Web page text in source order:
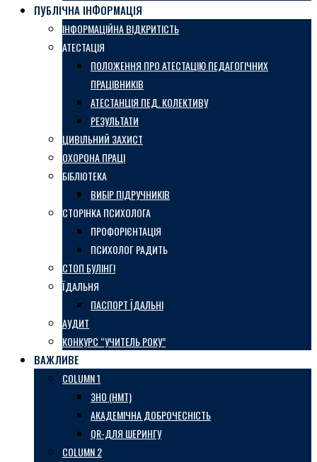
ПУБЛІЧНА ІНФОРМАЦІЯ
ІНФОРМАЦІЙНА ВІДКРИТІСТЬ
АТЕСТАЦІЯ
ПОЛОЖЕННЯ ПРО АТЕСТАЦІЮ ПЕДАГОГІЧНИХ
ПРАЦІВНИКІВ
АТЕСТАНЦІЯ ПЕД. КОЛЕКТИВУ
РЕЗУЛЬТАТИ
ЦИВІЛЬНИЙ ЗАХИСТ
ОХОРОНА ПРАЦІ
БІБЛІОТЕКА
ВИБІР ПІДРУЧНИКІВ
СТОРІНКА ПСИХОЛОГА
ПРОФОРІЄНТАЦІЯ
ПСИХОЛОГ РАДИТЬ
СТОП БУЛІНГ!
ЇДАЛЬНЯ
ПАСПОРТ ЇДАЛЬНІ
АУДИТ
КОНКУРС “УЧИТЕЛЬ РОКУ”
ВАЖЛИВЕ
COLUMN 1
ЗНО (НМТ)
АКАДЕМІЧНА ДОБРОЧЕСНІСТЬ
QR-ДЛЯ ШЕРИНГУ
COLUMN 2